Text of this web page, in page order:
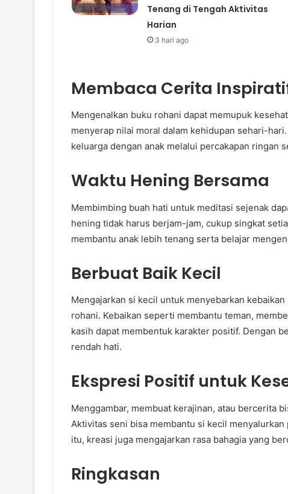
Tenang di Tengah Aktivitas
Harian
3 hari ago
Membaca Cerita
Mengenalkan buku rohani dapat memupuk
menyerap nilai moral dalam kehidupan sehari-
keluarga dengan anak melalui percakapan ringan
Waktu Hening Bersama
Membimbing buah hati untuk meditasi sejenak
hening tidak harus berjam-jam, cukup singkat
membantu anak lebih tenang serta belajar
Berbuat Baik Kecil
Mengajarkan si kecil untuk menyebarkan
rohani. Kebaikan seperti membantu teman,
kasih dapat membentuk karakter positif. Dengan
rendah hati.
Ekspresi Positif untuk
Menggambar, membuat kerajinan, atau bercerita
Aktivitas seni bisa membantu si kecil
itu, kreasi juga mengajarkan rasa bahagia yang
Ringkasan